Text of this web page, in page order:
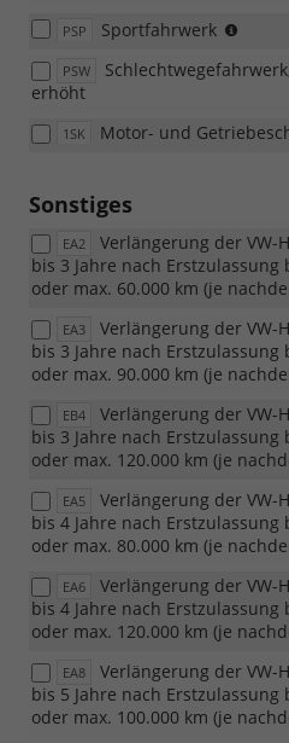
PSP Sportfahrwerk
2.0
kW)
PSW
erhöht
1SK Motor- und
Sonstiges
EA2
Verlängerung der VW-
bis 3 Jahre nach
oder max. 60.000 km (je
EA3
Verlängerung der VW-
bis 3 Jahre nach
oder max. 90.000 km (je
EB4
Verlängerung der VW-
bis 3 Jahre nach
oder max. 120.000 km (je
EA5
Verlängerung der VW-
bis 4 Jahre nach
oder max. 80.000 km (je
EA6
Verlängerung der VW-
bis 4 Jahre nach
oder max. 120.000 km (je
EA8
Verlängerung der VW-
bis 5 Jahre nach
oder max. 100.000 km (je